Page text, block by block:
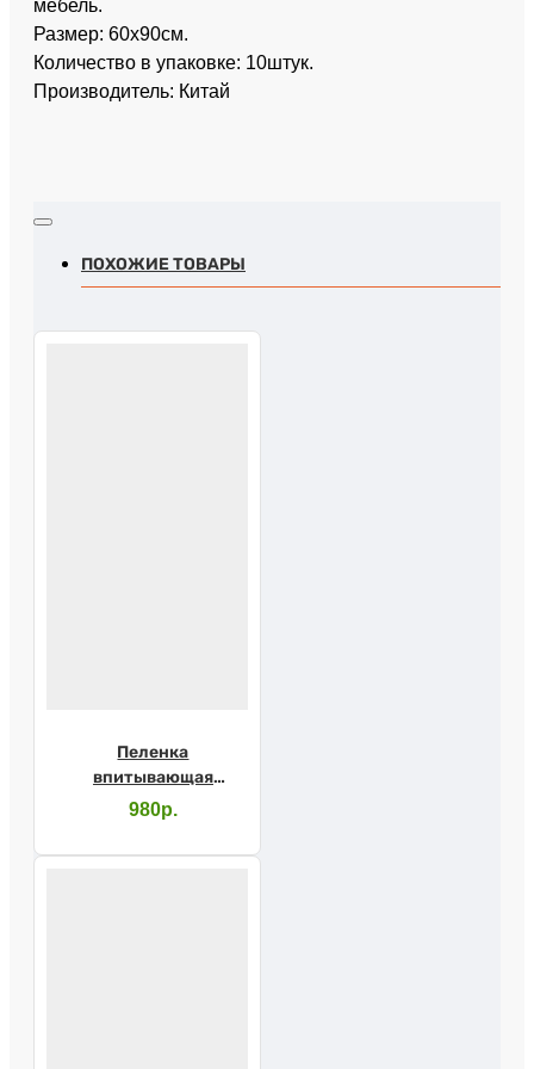
мебель.
Размер: 60х90см.
Количество в упаковке: 10штук.
Производитель: Китай
ПОХОЖИЕ ТОВАРЫ
Пеленка
впитывающая
LUXSAN 80х180см
980р.